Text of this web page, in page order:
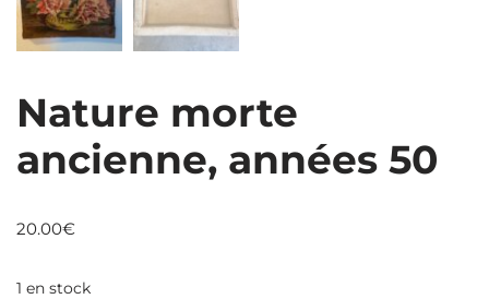
Nature morte
ancienne, années 50
20.00€
1 en stock